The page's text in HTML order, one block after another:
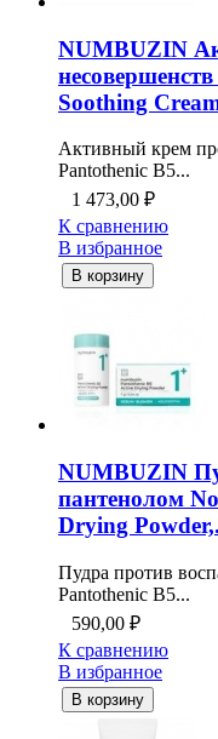
NUMBUZIN
Soothing
Активный крем
Pantothenic B5...
1 473,00 ₽
К сравнению
В избранное
В корзину
NUMBUZIN
пантенолом
Drying
Пудра против
Pantothenic B5...
590,00 ₽
К сравнению
В избранное
В корзину